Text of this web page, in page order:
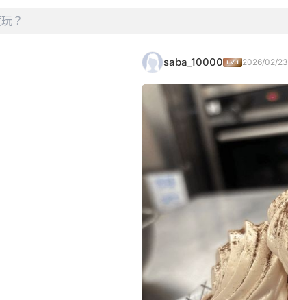
saba_10000 2026/02/23